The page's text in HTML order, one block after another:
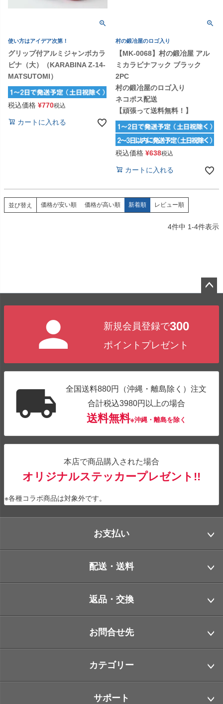
使い方はアイデア次第！
グリップ付アルミジャンボカラ
ビナ（大）（KARABINA Z-14-
MATSUTOMI）
税込価格 ¥770税込
カートに入れる
村の鍛冶屋のロゴ入り
【MK-0068】村の鍛冶屋 アル
ミカラビナフック ブラック
2PC
村の鍛冶屋のロゴ入り
ネコポス配送
【頑張って送料無料！】
税込価格 ¥638税込
カートに入れる
並び替え 価格が安い順 価格が高い順 新着順 レビュー順
4件中 1-4件表示
新規会員登録で300
ポイントプレゼント
全国送料880円（沖縄・離島除く）注文
合計税込3980円以上の場合
送料無料※沖縄・離島を除く
本店で商品購入された場合
オリジナルステッカープレゼント!!
※各種コラボ商品は対象外です。
お支払い
配送・送料
返品・交換
お問合せ先
カテゴリー
サポート